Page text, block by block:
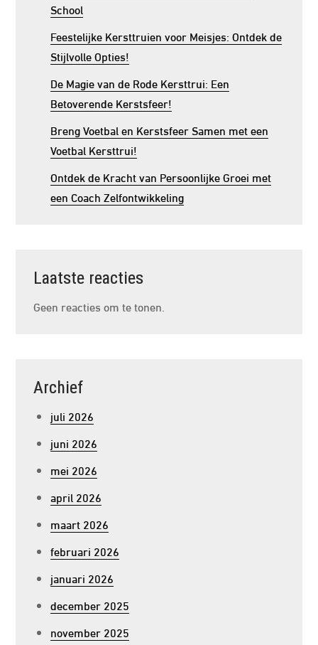
School
Feestelijke Kersttruien voor Meisjes: Ontdek de
Stijlvolle Opties!
De Magie van de Rode Kersttrui: Een
Betoverende Kerstsfeer!
Breng Voetbal en Kerstsfeer Samen met een
Voetbal Kersttrui!
Ontdek de Kracht van Persoonlijke Groei met
een Coach Zelfontwikkeling
Laatste reacties
Geen reacties om te tonen.
Archief
juli 2026
juni 2026
mei 2026
april 2026
maart 2026
februari 2026
januari 2026
december 2025
november 2025